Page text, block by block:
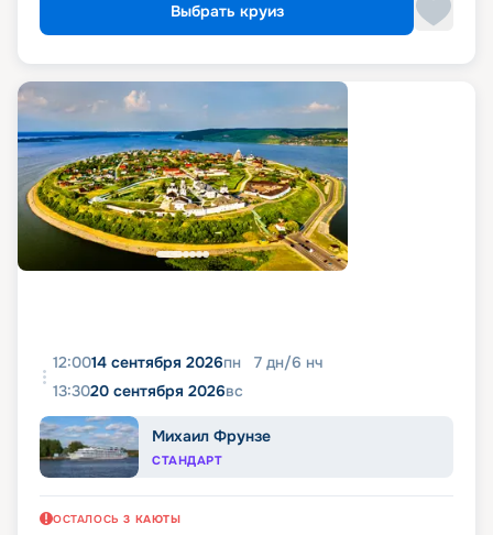
Выбрать круиз
12:0014 сентября 2026пн 7 дн/6 нч
13:3020 сентября 2026вс
Михаил Фрунзе
СТАНДАРТ
ОСТАЛОСЬ 3 КАЮТЫ